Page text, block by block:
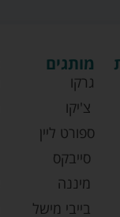
מותגים
גרקו
צ'יקו
ספורט ליין
סייבקס
מיננה
בייבי מישל